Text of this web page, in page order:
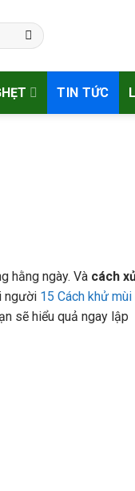
TIN TỨC
hằng ngày. Và cách
người 15 Cách khử mùi
sẽ hiểu quả ngay lập